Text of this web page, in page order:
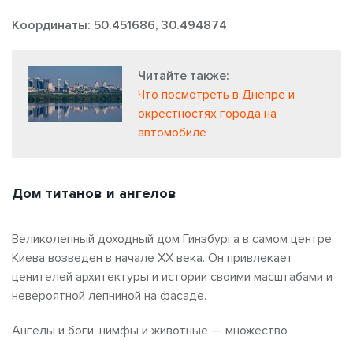
Координаты: 50.451686, 30.494874
Читайте также:
Что посмотреть в Днепре и
окрестностях города на
автомобиле
Дом титанов и ангелов
Великолепный доходный дом Гинзбурга в самом центре
Киева возведен в начале ХХ века. Он привлекает
ценителей архитектуры и истории своими масштабами и
невероятной лепниной на фасаде.
Ангелы и боги, нимфы и животные — множество